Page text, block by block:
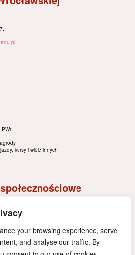
your browsing experience, serve
and analyse our traffic. By
PWr
kursy i wiele innych